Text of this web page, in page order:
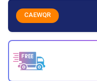
CAEWQR